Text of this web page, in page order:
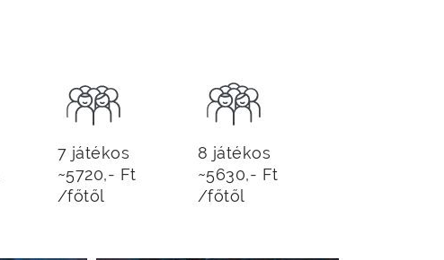
7 játékos
~5720,- Ft
/főtől
8 játékos
~5630,- Ft
/főtől